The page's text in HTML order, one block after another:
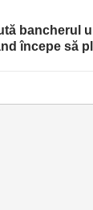
bancherul
începe să